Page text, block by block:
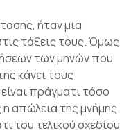
ήταν μια
τάξεις τους. Όμως
των μηνών που
κάνει τους
πράγματι τόσο
απώλεια της μνήμης
του τελικού σχεδίου